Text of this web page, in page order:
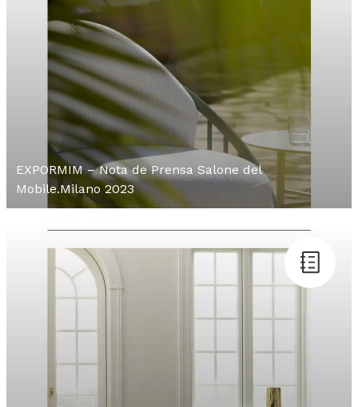
EXPORMIM – Nota de Prensa Salone del
Mobile.Milano 2023